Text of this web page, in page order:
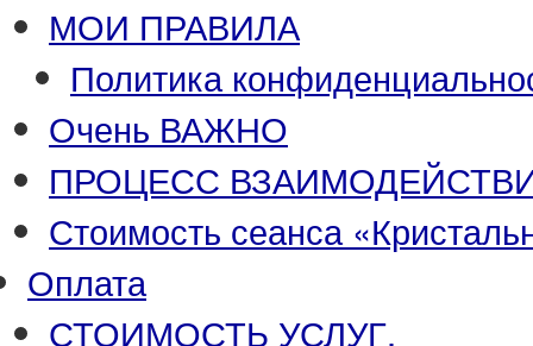
МОИ ПРАВИЛА
Политика
Очень ВАЖНО
ПРОЦЕСС
Стоимость сеанса
Оплата
СТОИМОСТЬ УСЛУГ.